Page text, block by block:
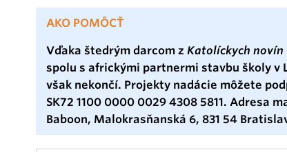
AKO POMÔCŤ
Vďaka štedrým darcom z Katolíckych novín
spolu s africkými partnermi stavbu školy v
však nekončí. Projekty nadácie môžete
SK72 1100 0000 0029 4308 5811. Adresa
Baboon, Malokrasňanská 6, 831 54